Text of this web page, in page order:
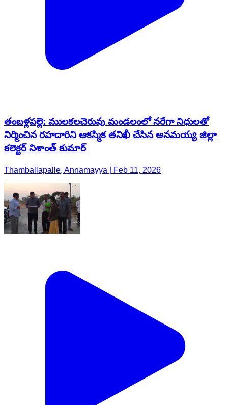
తంబళ్లపల్లె: ములకలచెరువు మండలంలో నరేగా నిధులతో
నిర్మించిన రహదారిని ఆకస్మిక తనిఖీ చేసిన అనమయ్య జిల్లా
కలెక్టర్ నిశాంత్ కుమార్
Thamballapalle, Annamayya | Feb 11, 2026